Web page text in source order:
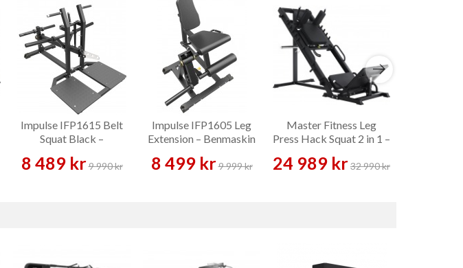
Impulse IFP1615 Belt
Squat Black –
8 489 kr9 990 kr
Impulse IFP1605 Leg
Extension – Benmaskin
8 499 kr9 999 kr
Master Fitness Leg
Press Hack Squat 2 in 1 –
24 989 kr32 990 kr